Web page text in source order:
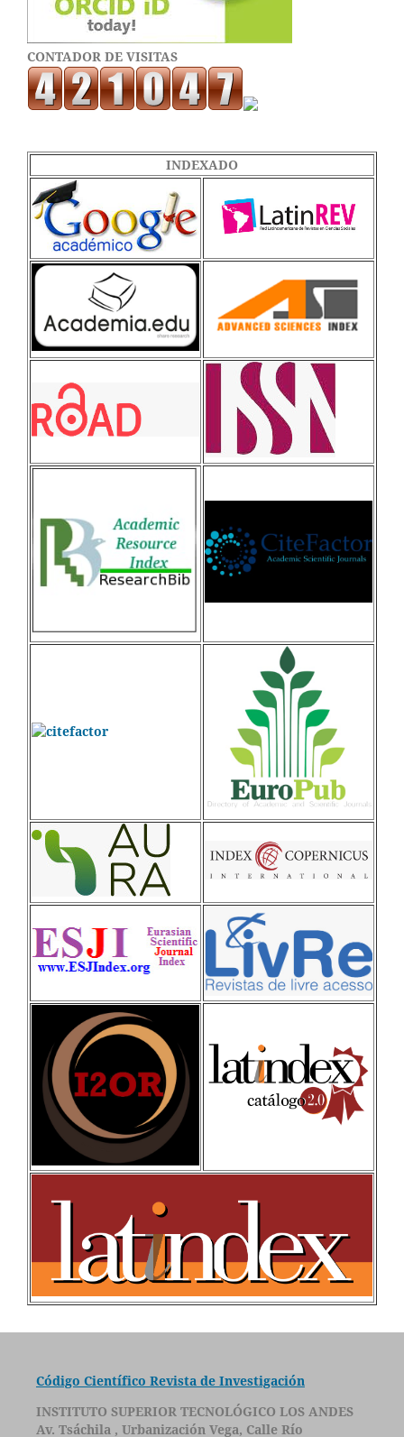
CONTADOR DE VISITAS
INDEXADO
Código Científico Revista de Investigación
INSTITUTO SUPERIOR TECNOLÓGICO LOS ANDES
Av. Tsáchila , Urbanización Vega, Calle Río